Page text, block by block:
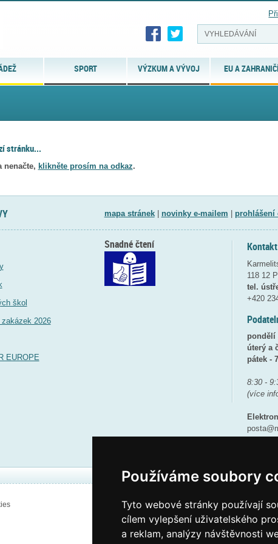
Používáme soubory
Tyto webové stránky používají
cílem vylepšení uživatelského
a reklam, analýzy návštěvnosti
SPORT VÝZKUM A VÝVOJ EU A
stránku...
nenačte, klikněte prosím na odkaz.
mapa stránek| novinky e-mailem prohlášení
škol
2026
EUROPE
118 12
tel.
+420
pondělí
úterý a
pátek -
8:30 -
(více
Snadné čtení
Tvorba